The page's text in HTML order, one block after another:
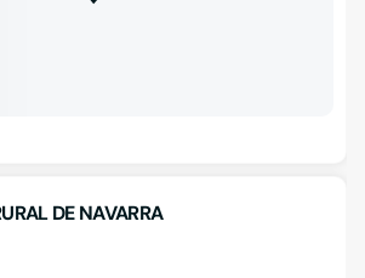
DE NAVARRA